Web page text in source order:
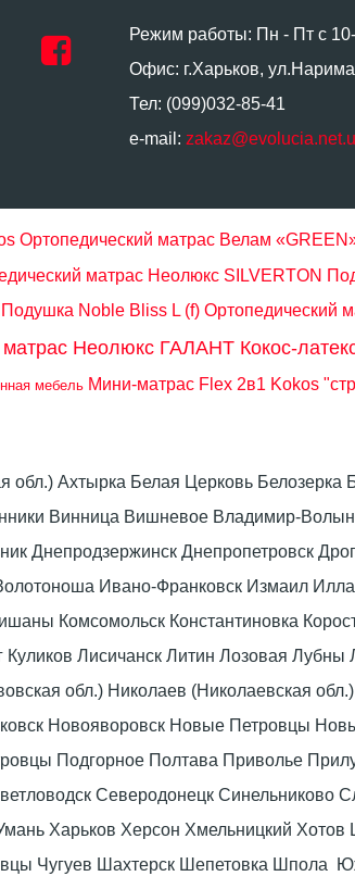
Режим работы: Пн - Пт с
Офис: г.Харьков,
Тел: (099)032-85-41
e-mail:
Ортопедический матрас Велам
матрас Неолюкс SILVERTON
Подушка Noble Bliss L (f) Ортопедический
Неолюкс ГАЛАНТ Кокос-
мебель Мини-матрас Flex 2в1 Kokos
обл.) Ахтырка Белая Церковь
Винница Вишневое Владимир-
Днепродзержинск Днепропетровск
Ивано-Франковск Измаил
Комсомольск Константиновка
Лисичанск Литин Лозовая
обл.) Николаев (Николаевская
Новояворовск Новые Петровцы
Подгорное Полтава Приволье
Северодонецк Синельниково
Харьков Херсон Хмельницкий
Чугуев Шахтерск Шепетовка Шпола